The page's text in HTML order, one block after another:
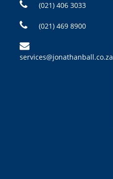
(021) 406 3033
(021) 469 8900
services@jonathanball.co.za